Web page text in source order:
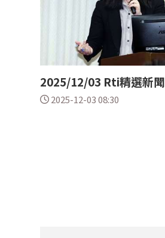
2025/12/03 Rti精選新聞
2025-12-03 08:30